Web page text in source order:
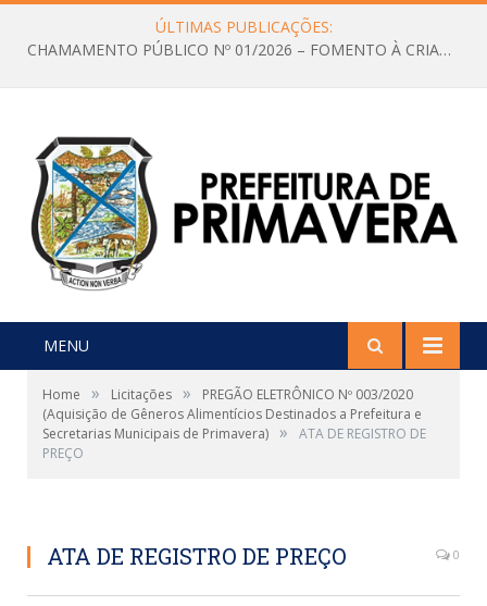
ÚLTIMAS PUBLICAÇÕES:
CHAMAMENTO PÚBLICO Nº 01/2026 – FOMENTO À CRIAÇÃO E A CIRCULAÇÃO DE PRODUÇÕES CULTURAIS – Aldir Blanc
MENU
Home » Licitações »
PREGÃO ELETRÔNICO Nº 003/2020
(Aquisição de Gêneros Alimentícios Destinados a Prefeitura e
Secretarias Municipais de Primavera) »
ATA DE REGISTRO DE
PREÇO
ATA DE REGISTRO DE PREÇO 0